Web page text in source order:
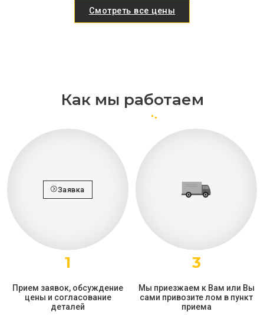
Смотреть все цены
Как мы работаем
Заявка
1
Прием заявок, обсуждение
цены и согласование
деталей
3
Мы приезжаем к Вам или Вы
сами привозите лом в пункт
приема